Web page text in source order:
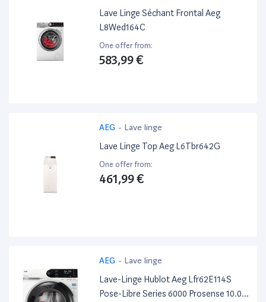
Lave Linge Séchant Frontal Aeg
L8Wed164C
One offer from:
583,99 €
AEG - Lave linge
Lave Linge Top Aeg L6Tbr642G
One offer from:
461,99 €
AEG - Lave linge
Lave-Linge Hublot Aeg Lfr62E114S
Pose-Libre Series 6000 Prosense 10.0